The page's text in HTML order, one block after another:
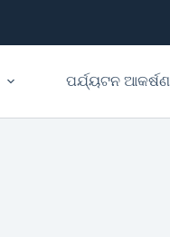
ପର୍ଯ୍ୟଟନ ଆକର୍ଷଣ